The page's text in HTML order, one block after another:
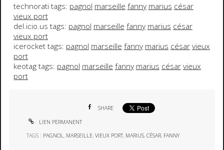
technorati tags: pagnol marseille fanny marius césar
vieux port
del.icio.us tags: pagnol marseille fanny marius césar
vieux port
icerocket tags: pagnol marseille fanny marius césarvieux
port
keotag tags: pagnol marseille fanny marius césarvieux
port
SHARE
LIEN PERMANENT
TAGS : PAGNOL, MARSEILLE,VIEUX PORT, MARIUS,CÉSAR, FANNY